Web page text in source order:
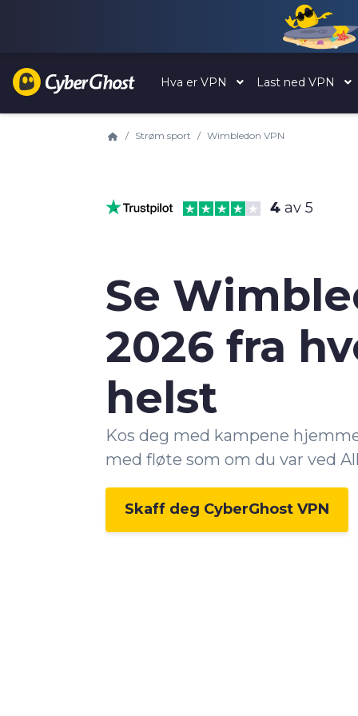
Hva er VPN Last ned VPN
Strøm sport Wimbledon VPN
4 av 5
Se
2026 fra
helst
Kos deg med kampene
med fløte som om du var ved
Skaff deg CyberGhost VPN